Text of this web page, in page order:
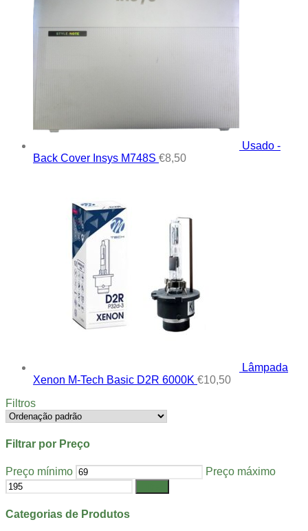
Usado -
Back Cover Insys M748S €8,50
Lâmpada
Xenon M-Tech Basic D2R 6000K €10,50
Filtros
Filtrar por Preço
Preço mínimo Preço máximo
Categorias de Produtos